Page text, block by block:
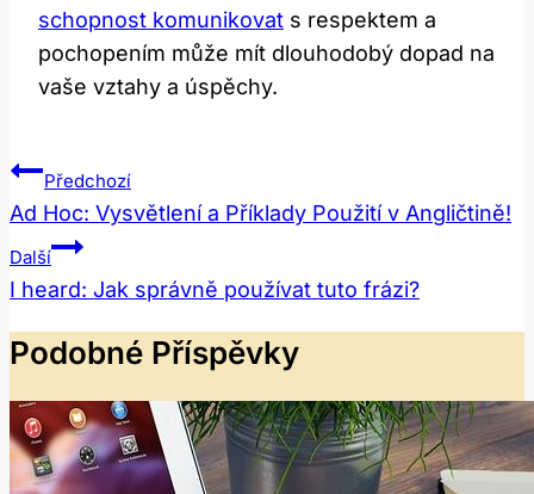
schopnost komunikovat s respektem a
pochopením může mít dlouhodobý dopad na
vaše vztahy a úspěchy.
Navigace
Pro
Příspěvek
Předchozí
Ad Hoc: Vysvětlení a Příklady Použití v Angličtině!
Další
I heard: Jak správně používat tuto frázi?
Podobné Příspěvky